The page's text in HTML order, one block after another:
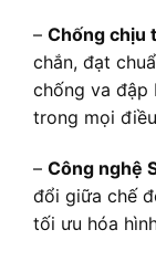
– Chống chịu
chắn, đạt
chống va đập
trong mọi
– Công nghệ
đổi giữa chế
tối ưu hóa